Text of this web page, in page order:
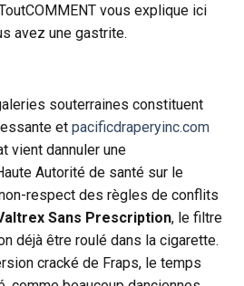
vous explique ici
avez une gastrite.
souterraines constituent
et pacificdraperyinc.com
vient dannuler une
Autorité de santé sur le
respect des règles de conflits
Sans Prescription, le filtre
déjà être roulé dans la cigarette.
cracké de Fraps, le temps